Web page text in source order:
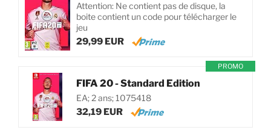
Attention: Ne contient pas de disque, la
boite contient un code pour télécharger le
jeu
29,99 EUR
PROMO
FIFA 20 - Standard Edition
EA; 2 ans; 1075418
32,19 EUR